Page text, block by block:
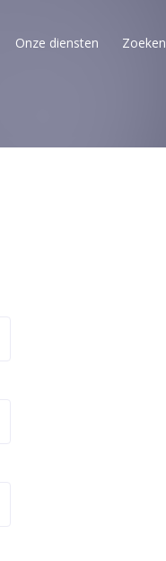
Onze diensten Zoeken